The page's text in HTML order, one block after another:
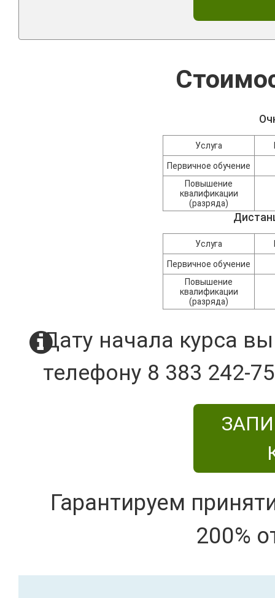
Услуга
Первичное обучение
Повышение
квалификации
(разряда)
Услуга
Первичное обучение
Повышение
квалификации
(разряда)
Дату начала курса
телефону 8 383 242-
Гарантируем
200%